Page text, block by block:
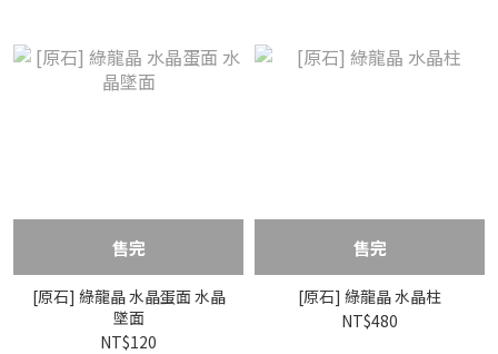
售完
[原石] 綠龍晶 水晶蛋面 水晶
墜面
NT$120
售完
[原石] 綠龍晶 水晶柱
NT$480